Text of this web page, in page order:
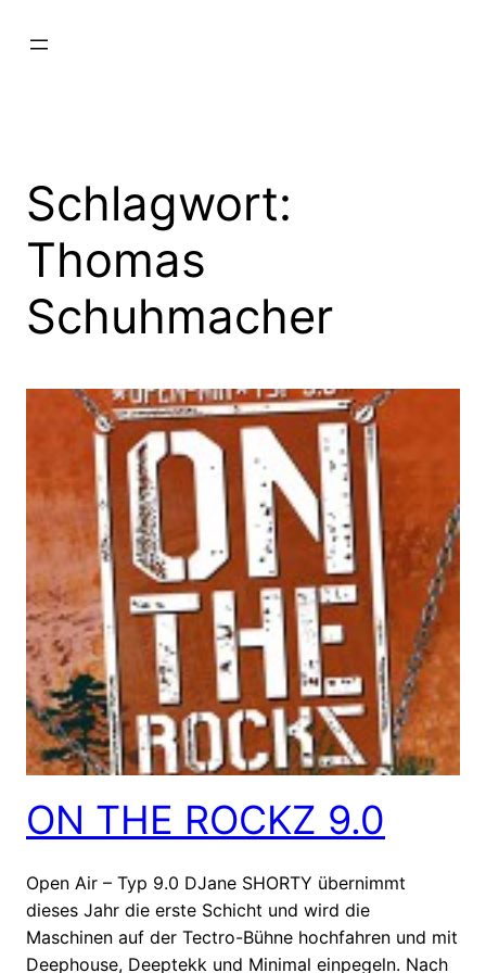
Inhalt
Schlagwort:
Thomas
Schuhmacher
ON THE ROCKZ 9.0
Open Air – Typ 9.0 DJane SHORTY übernimmt
dieses Jahr die erste Schicht und wird die
Maschinen auf der Tectro-Bühne hochfahren und mit
Deephouse, Deeptekk und Minimal einpegeln. Nach